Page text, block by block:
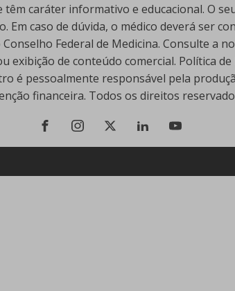
caráter informativo e educacional. O
caso de dúvida, o médico deverá ser
Federal de Medicina. Consulte a
exibição de conteúdo comercial. Política
é pessoalmente responsável pela
financeira. Todos os direitos